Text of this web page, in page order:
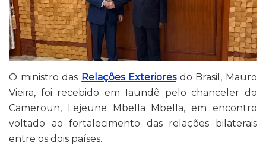
O ministro das Relações Exterioresdo Brasil, Mauro
Vieira, foi recebido em Iaundê pelo chanceler do
Cameroun, Lejeune Mbella Mbella, em encontro
voltado ao fortalecimento das relações bilaterais
entre os dois países.